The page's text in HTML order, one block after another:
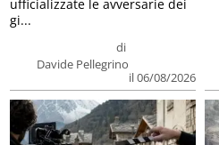
di
Davide Pellegrino
il 06/08/2026
ufficializzate le avversarie dei
gi...